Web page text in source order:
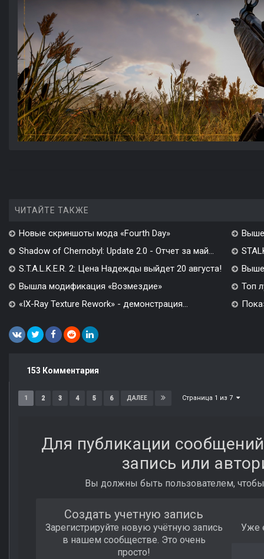
ЧИТАЙТЕ ТАКЖЕ
Новые скриншоты мода «Fourth Day»
Shadow of Chernobyl: Update 2.0 - Отчет за май...
S.T.A.L.K.E.R. 2: Цена Надежды выйдет 20 августа!
Вышла модификация «Возмездие»
Топ
«IX-Ray Texture Rework» - демонстрация...
153 Комментария
1 2 3 4 5 6 ДАЛЕЕ Страница 1 из 7
Для публикации
запись или
Вы должны быть пользователем,
Создать учетную запись
Зарегистрируйте новую учётную запись
в нашем сообществе. Это очень
просто!
Уже